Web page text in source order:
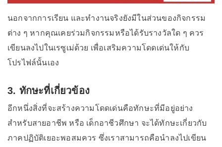
นอกจากการเรียน และทำงานจริงยังมีในส่วนของกิจกรรม
ต่าง ๆ หากคุณเคยร่วมกิจกรรมหรือได้รับรางวัลใด ๆ ควร
เขียนลงไปในเรซูเม่ด้วย เพื่อเสริมความโดดเด่นให้กับ
โปรไฟล์นั้นเอง
3. ทักษะที่เกี่ยวข้อง
อีกหนึ่งสิ่งที่จะสร้างความโดดเด่นคือทักษะที่มีอยู่อย่าง
สำหรับสายอาชีพ หรือ เด็กอาชีวศึกษา จะได้ทักษะเกี่ยวกับ
ภาคปฏิบัติเยอะพอสมควร ซึ่งเราสามารถคือนำลงไปเขียน